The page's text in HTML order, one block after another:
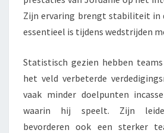
Zijn ervaring brengt stabiliteit in
essentieel is tijdens wedstrijden
Statistisch gezien hebben
het veld verbeterde
vaak minder doelpunten
waarin hij speelt. Zijn
bevorderen ook een sterker